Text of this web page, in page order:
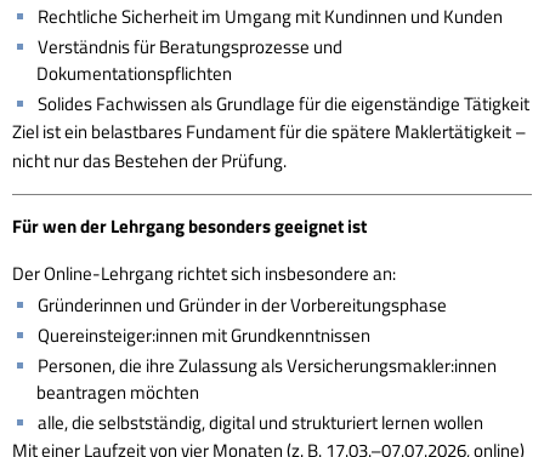
Rechtliche Sicherheit im Umgang mit Kundinnen und Kunden
Verständnis für Beratungsprozesse und
Dokumentationspflichten
Solides Fachwissen als Grundlage für die eigenständige Tätigkeit
Ziel ist ein belastbares Fundament für die spätere Maklertätigkeit –
nicht nur das Bestehen der Prüfung.
Für wen der Lehrgang besonders geeignet ist
Der Online-Lehrgang richtet sich insbesondere an:
Gründerinnen und Gründer in der Vorbereitungsphase
Quereinsteiger:innen mit Grundkenntnissen
Personen, die ihre Zulassung als Versicherungsmakler:innen
beantragen möchten
alle, die selbstständig, digital und strukturiert lernen wollen
Mit einer Laufzeit von vier Monaten (z. B. 17.03.–07.07.2026, online)